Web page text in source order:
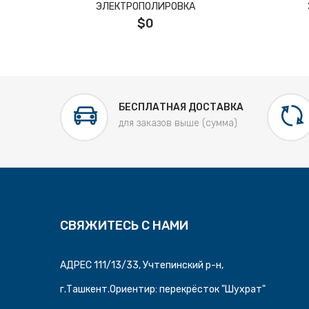
ЭЛЕКТРОПОЛИРОВКА
$0
БЕСПЛАТНАЯ ДОСТАВКА
для заказов выше (сумма)
СВЯЖИТЕСЬ С НАМИ
АДРЕС 111/13/33, Учтепинский р-н,
г.Ташкент.Ориентир: перекрёсток "Шухрат"